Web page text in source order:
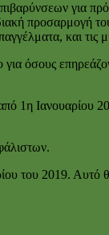
για
προσαρμογή
και
όσους
1η Ιανουαρίου
του 2019. Αυτό